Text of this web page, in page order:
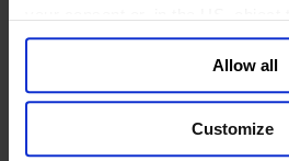
your data for targeted advertising,
Sell or Share My Personal
the website. You must opt-out of
browser. For additional
Allow all
Customize
インフラ事業
ウェルスマネジメント
プライベート・エクイティ
リスクマネジメント
保険